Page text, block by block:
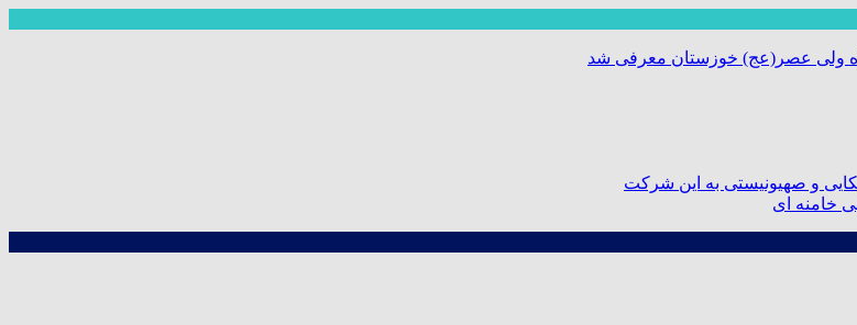
ولی عصر(عج) خوزستان معرفی شد
و صهیونیستی به این شرکت
خامنه ای